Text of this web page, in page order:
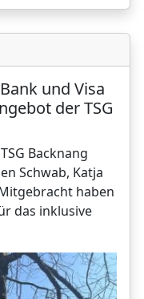
und Visa
der TSG
Backnang
Schwab, Katja
haben
das inklusive